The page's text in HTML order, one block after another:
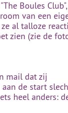
Boules Club",
van een
al talloze
zien (zie de
mail dat zij
de start
heel anders: